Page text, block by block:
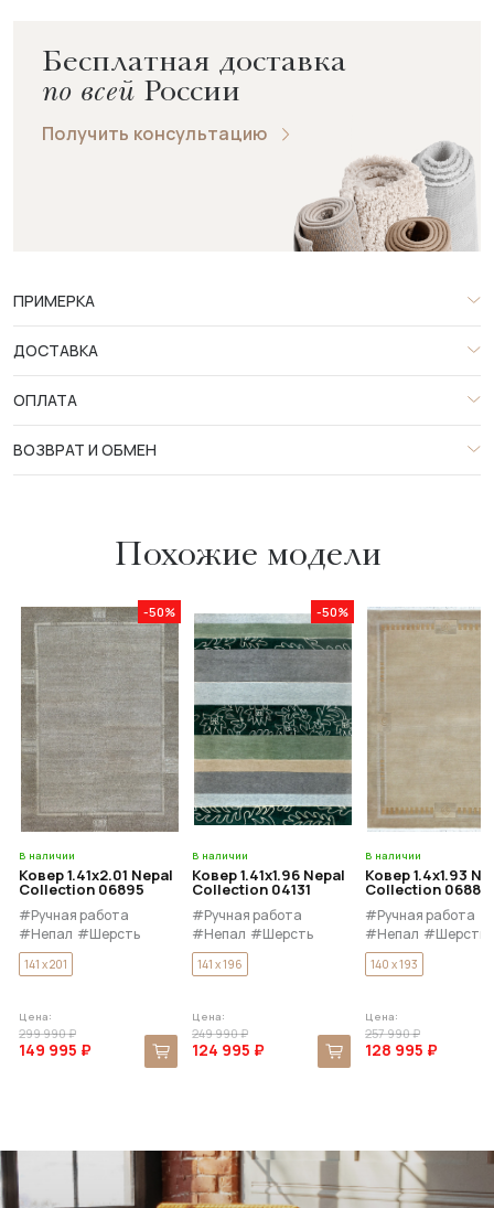
Бесплатная доставка
по всей России
Получить консультацию
ПРИМЕРКА
ДОСТАВКА
ОПЛАТА
ВОЗВРАТ И ОБМЕН
Похожие модели
-50%
В наличии
Ковер 1.41x2.01 Nepal
Collection 06895
#Ручная работа
#Непал #Шерсть
141 x 201
Цена:
299 990 ₽
149 995 ₽
-50%
В наличии
Ковер 1.41x1.96 Nepal
Collection 04131
#Ручная работа
#Непал #Шерсть
141 x 196
Цена:
249 990 ₽
124 995 ₽
В наличии
Ковер 1.4x1.93
Collection 06886
#Ручная работа
#Непал #Шерсть
140 x 193
Цена:
257 990 ₽
128 995 ₽